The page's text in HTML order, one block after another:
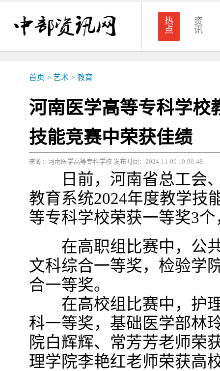
热
点
资
讯
首页 > 艺术 > 教育
河南医学高等专科学校
技能竞赛中荣获佳绩
来源：河南医学高等专科学校 发布时间：2024-11-06 10:00:48
日前，河南省总工会、
教育系统2024年度教学技
等专科学校荣获一等奖3
在高职组比赛中，公共
文科综合一等奖，检验学
合一等奖。
在高校组比赛中，护理
科一等奖，基础医学部林
院白辉辉、常芳芳老师荣
理学院李艳红老师荣获高